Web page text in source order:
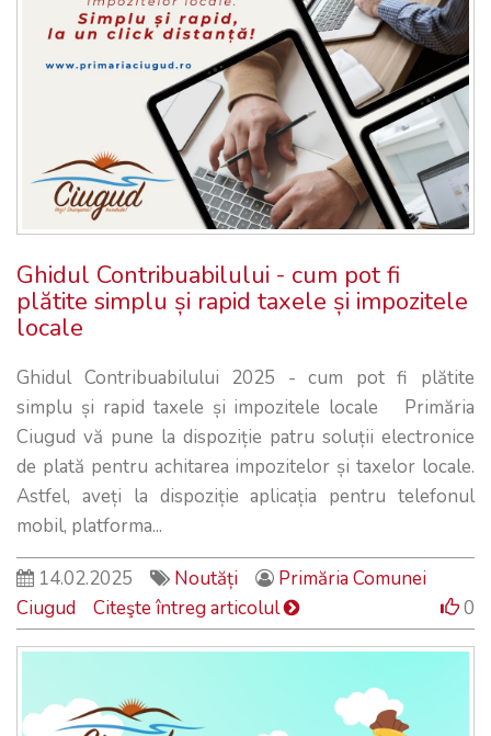
Ghidul Contribuabilului - cum pot fi
plătite simplu și rapid taxele și impozitele
locale
Ghidul Contribuabilului 2025 - cum pot fi plătite
simplu și rapid taxele și impozitele locale Primăria
Ciugud vă pune la dispoziție patru soluții electronice
de plată pentru achitarea impozitelor și taxelor locale.
Astfel, aveți la dispoziție aplicația pentru telefonul
mobil, platforma...
14.02.2025 Noutăți
Primăria Comunei
Ciugud
Citeşte întreg articolul 0